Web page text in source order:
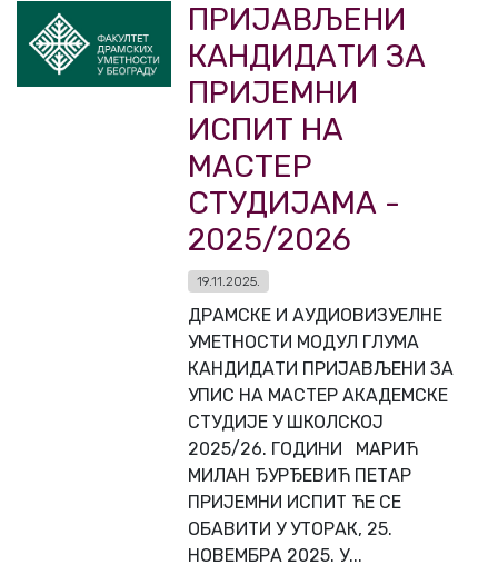
ПРИЈАВЉЕНИ
КАНДИДАТИ ЗА
ПРИЈЕМНИ
ИСПИТ НА
МАСТЕР
СТУДИЈАМА -
2025/2026
19.11.2025.
ДРАМСКЕ И АУДИОВИЗУЕЛНЕ
УМЕТНОСТИ МОДУЛ ГЛУМА
КАНДИДАТИ ПРИЈАВЉЕНИ ЗА
УПИС НА МАСТЕР АКАДЕМСКЕ
СТУДИЈЕ У ШКОЛСКОЈ
2025/26. ГОДИНИ МАРИЋ
МИЛАН ЂУРЂЕВИЋ ПЕТАР
ПРИЈЕМНИ ИСПИТ ЋЕ СЕ
ОБАВИТИ У УТОРАК, 25.
НОВЕМБРА 2025. У...